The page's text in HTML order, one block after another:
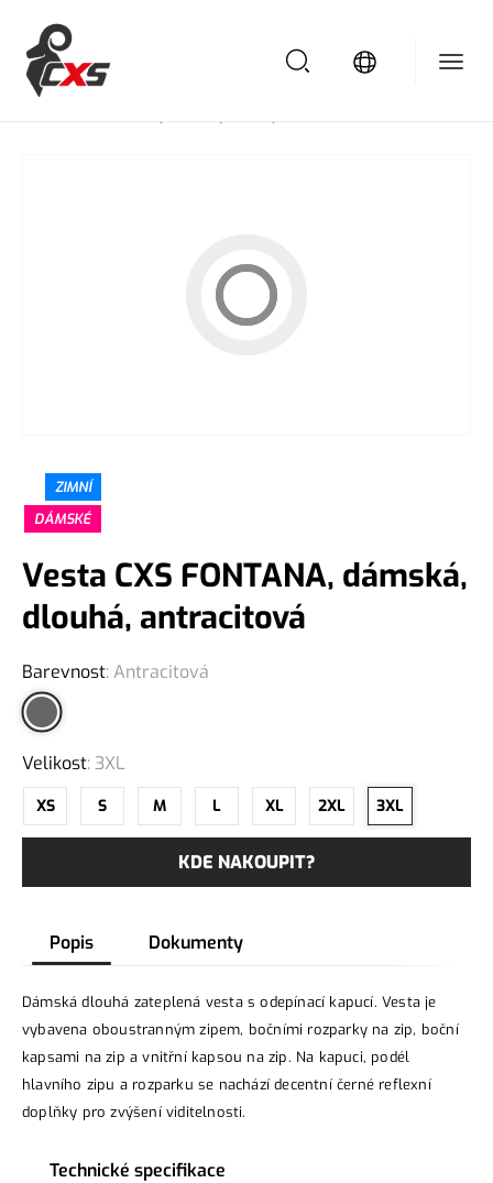
Domů
ZIMNÍ
DÁMSKÉ
Vesta CXS FONTANA, dámská,
dlouhá, antracitová
Barevnost: Antracitová
Velikost: 3XL
XS S M L XL 2XL 3XL
KDE NAKOUPIT?
Popis Dokumenty
Dámská dlouhá zateplená vesta s odepínací kapucí. Vesta je
vybavena oboustranným zipem, bočními rozparky na zip, boční
kapsami na zip a vnitřní kapsou na zip. Na kapuci, podél
hlavního zipu a rozparku se nachází decentní černé reflexní
doplňky pro zvýšení viditelnosti.
Technické specifikace